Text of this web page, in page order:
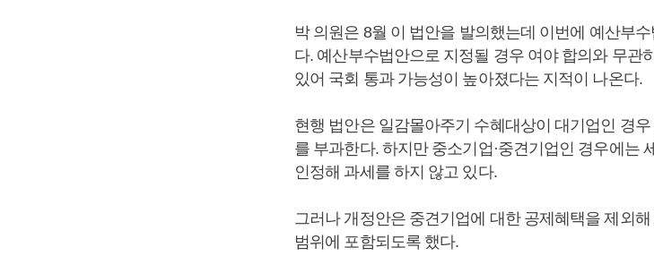
박 의원은 8월 이 법안을 발의했는데 이번에 예산부
다. 예산부수법안으로 지정될 경우 여야 합의와 무관
있어 국회 통과 가능성이 높아졌다는 지적이 나온다.
현행 법안은 일감몰아주기 수혜대상이 대기업인 경
를 부과한다. 하지만 중소기업·중견기업인 경우에는
인정해 과세를 하지 않고 있다.
그러나 개정안은 중견기업에 대한 공제혜택을 제외
범위에 포함되도록 했다.